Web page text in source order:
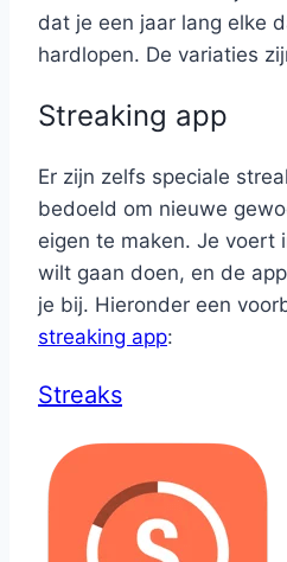
dat je een jaar lang elke
hardlopen. De variaties
Streaking app
Er zijn zelfs speciale
bedoeld om nieuwe
eigen te maken. Je voert
wilt gaan doen, en de
je bij. Hieronder een
streaking app:
Streaks